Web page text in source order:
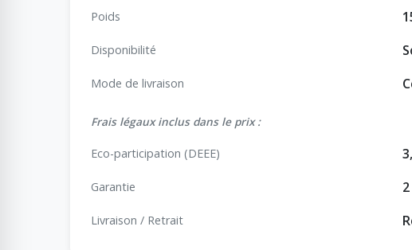
Poids
Disponibilité
Mode de livraison
Frais légaux inclus dans le prix :
Eco-participation (DEEE)
Garantie
Livraison / Retrait